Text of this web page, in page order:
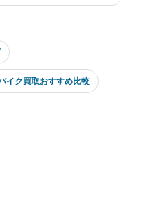
イク買取おすすめ比較